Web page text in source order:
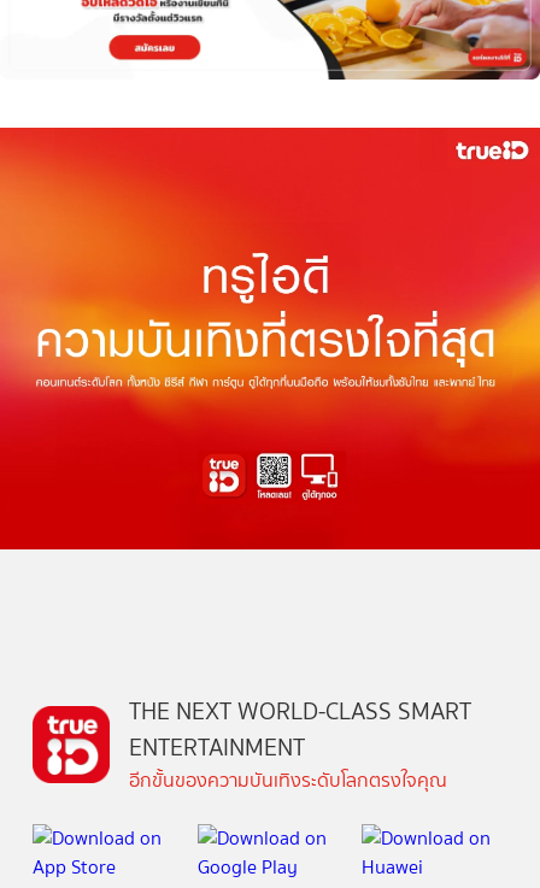
THE NEXT WORLD-CLASS SMART
ENTERTAINMENT
อีกขั้นของความบันเทิงระดับโลกตรงใจคุณ